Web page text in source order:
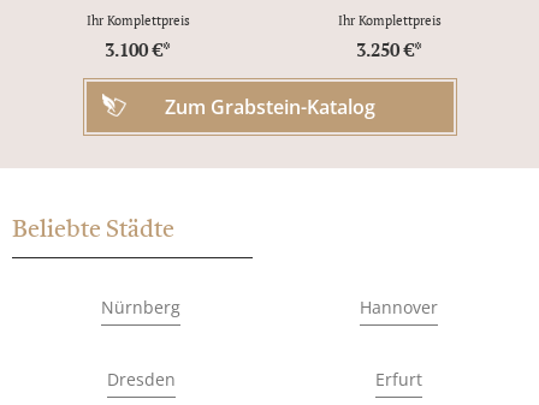
Ihr Komplettpreis
3.100 €*
Ihr Komplettpreis
3.250 €*
Zum Grabstein-Katalog
Beliebte Städte
Nürnberg Hannover
Dresden Erfurt